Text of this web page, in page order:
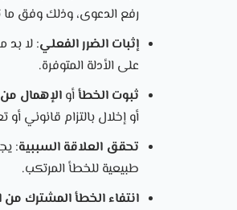
رفع الدعوى، وذلك وفق ما
إثبات الضرر الفعلي: لا بد
على الأدلة المتوفرة.
ثبوت الخطأأو الإهمال
أو إخلال بالتزام قانوني
تحقق العلاقة السببية:
طبيعية للخطأ المرتكب.
انتفاء الخطأ المشترك